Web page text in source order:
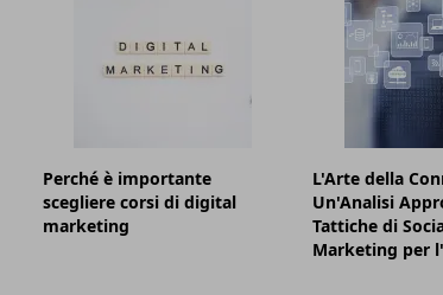
Perché è importante
scegliere corsi di digital
marketing
L'Arte della
Un'Analisi
Tattiche di
Marketing per